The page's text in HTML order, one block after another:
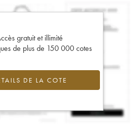
gratuit et illimité
de plus de 150 000 cotes
DE LA COTE